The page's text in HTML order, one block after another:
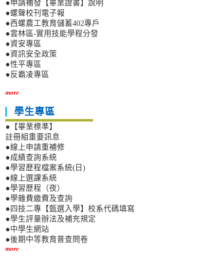
●申請補發【畢業證書】說明
●螺聲校刊電子報
●西螺農工教育儲蓄402專戶
●雲林區-實用技能學程分發
●資安專區
●資訊安全政策
●性平專區
●反霸凌專區
more
學生專區
●【畢業標準】
註冊組重要訊息
●線上申請重補修
●成績查詢系統
●學習歷程檔案系統(日)
●線上選課系統
●學習歷程（夜）
●學雜費繳費及查詢
●四技二專【甄選入學】校系代碼填寫
●學生評量辦法及補充規定
●中學生網站
●後期中等教育普查問卷
more